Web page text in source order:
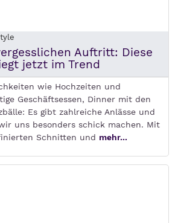
Auftritt: Diese
jetzt im Trend
wie Hochzeiten und
Geschäftsessen, Dinner mit den
Es gibt zahlreiche Anlässe und
uns besonders schick machen. Mit
Schnitten und mehr...